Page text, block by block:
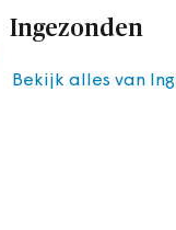
Ingezonden
Bekijk alles van